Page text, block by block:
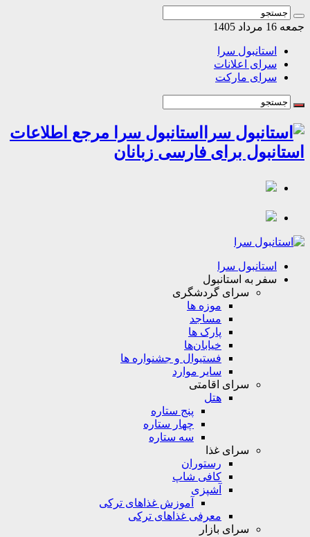
1405
استانبول سرا
سرای اعلانات
سرای مارکت
استانبول سرا مرجع اطلاعات
برای فارسی زبانان
استانبول سرا
سفر به استانبول
سرای گردشگری
موزه ها
مساجد
پارک ها
خیابان‌ها
فستیوال و جشنواره ها
سایر موارد
سرای اقامتی
هتل
پنج ستاره
چهار ستاره
سه ستاره
سرای غذا
رستوران
کافی شاپ
آشپزی
آموزش غذاهای ترکی
معرفی غذاهای ترکی
سرای بازار